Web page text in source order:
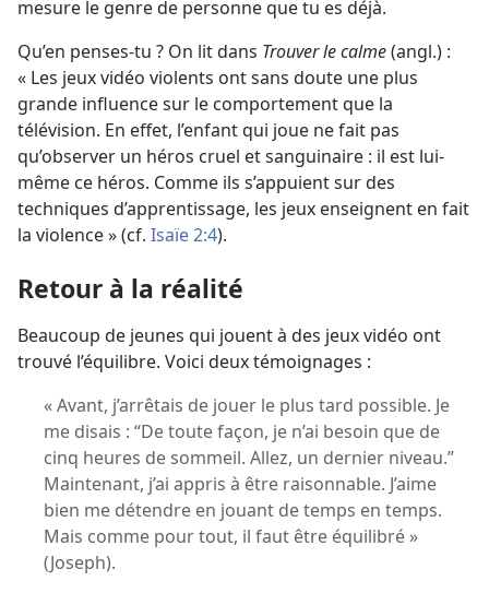
mesure le genre de personne que tu es déjà.
Qu’en penses-tu ? On lit dans Trouver le calme(angl.) :
« Les jeux vidéo violents ont sans doute une plus
grande influence sur le comportement que la
télévision. En effet, l’enfant qui joue ne fait pas
qu’observer un héros cruel et sanguinaire : il est lui-
même ce héros. Comme ils s’appuient sur des
techniques d’apprentissage, les jeux enseignent en fait
la violence » (cf. Isaïe 2:4).
Retour à la réalité
Beaucoup de jeunes qui jouent à des jeux vidéo ont
trouvé l’équilibre. Voici deux témoignages :
« Avant, j’arrêtais de jouer le plus tard possible. Je
me disais : “De toute façon, je n’ai besoin que de
cinq heures de sommeil. Allez, un dernier niveau.”
Maintenant, j’ai appris à être raisonnable. J’aime
bien me détendre en jouant de temps en temps.
Mais comme pour tout, il faut être équilibré »
(Joseph).